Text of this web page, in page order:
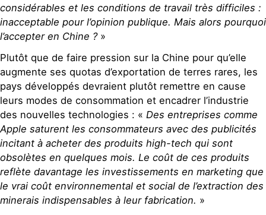
considérables et les conditions de travail très difficiles :
inacceptable pour l’opinion publique. Mais alors pourquoi
l’accepter en Chine ? »
Plutôt que de faire pression sur la Chine pour qu’elle
augmente ses quotas d’exportation de terres rares, les
pays développés devraient plutôt remettre en cause
leurs modes de consommation et encadrer l’industrie
des nouvelles technologies : « Des entreprises comme
Apple saturent les consommateurs avec des publicités
incitant à acheter des produits high-tech qui sont
obsolètes en quelques mois. Le coût de ces produits
reflète davantage les investissements en marketing que
le vrai coût environnemental et social de l’extraction des
minerais indispensables à leur fabrication. »